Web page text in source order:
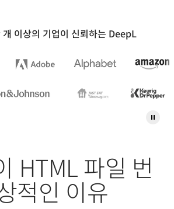
이상의 기업이 신뢰하는 DeepL
HTML 파일 번
적인 이유